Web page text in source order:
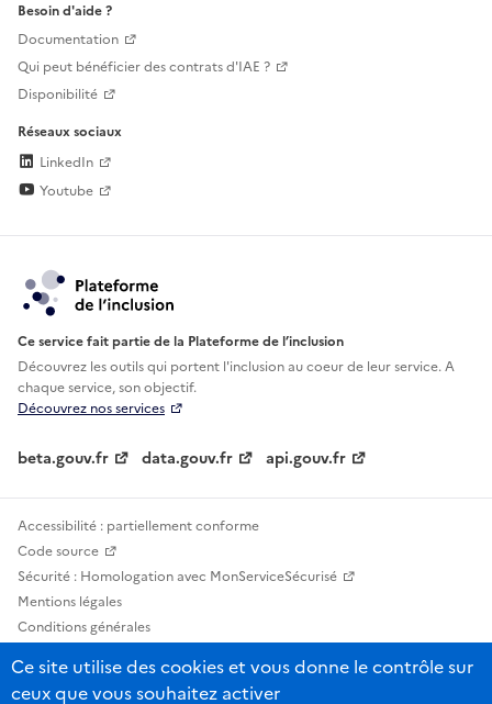
Besoin d'aide ?
Documentation
Qui peut bénéficier des contrats d'IAE ?
Disponibilité
Réseaux sociaux
LinkedIn
Youtube
Ce service fait partie de la Plateforme de l’inclusion
Découvrez les outils qui portent l'inclusion aucoeur de leur service. A
chaque service, son objectif.
Découvrez nos services
beta.gouv.fr data.gouv.fr api.gouv.fr
Accessibilité : partiellement conforme
Code source
Sécurité : Homologation avec MonServiceSécurisé
Mentions légales
Conditions générales
Statistiques, lexiques et indicateurs
Ce site utilise des cookies et vous donne le contrôle sur
ceux que vous souhaitez activer